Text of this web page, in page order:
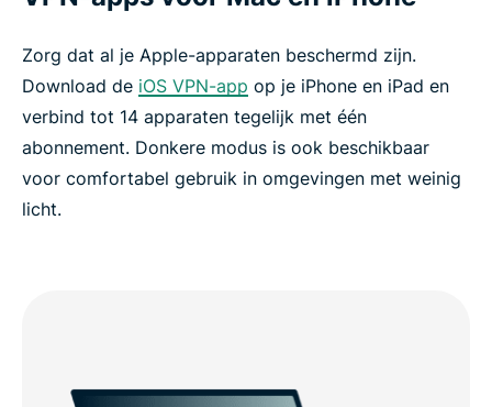
Zorg dat al je Apple-apparaten beschermd zijn.
Download de iOS VPN-app op je iPhone en iPad en
verbind tot 14 apparaten tegelijk met één
abonnement. Donkere modus is ook beschikbaar
voor comfortabel gebruik in omgevingen met weinig
licht.